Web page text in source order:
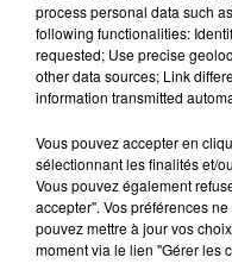
SI TOUT LE
PROCHAINE JE
La vendange en
août dans la
jamais vu !
TITRES
9h32
9h32
process personal data such
following functionalities:
requested; Use precise
other data sources; Link
information transmitted
Vous pouvez accepter en
sélectionnant les finalités et/
Vous pouvez également
accepter". Vos préférences
pouvez mettre à jour vos
moment via le lien "Gérer les